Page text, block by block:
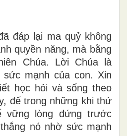
đáp lại ma quỷ không
quyền năng, mà bằng
Chúa. Lời Chúa là
sức mạnh của con. Xin
học hỏi và sống theo
để trong những khi thử
vững lòng đứng trước
nó nhờ sức mạnh